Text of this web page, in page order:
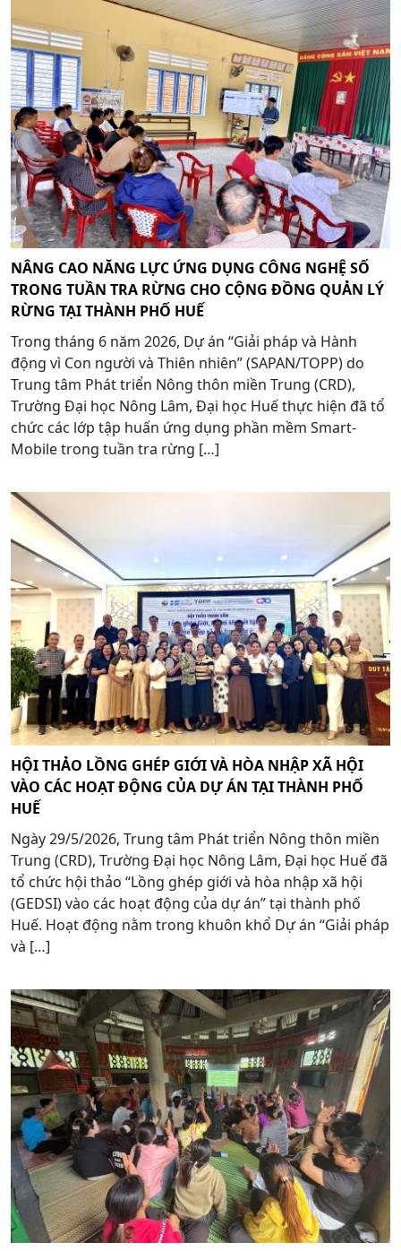
NÂNG CAO NĂNG LỰC ỨNG DỤNG CÔNG NGHỆ SỐ
TRONG TUẦN TRA RỪNG CHO CỘNG ĐỒNG QUẢN LÝ
RỪNG TẠI THÀNH PHỐ HUẾ
Trong tháng 6 năm 2026, Dự án “Giải pháp và Hành
động vì Con người và Thiên nhiên” (SAPAN/TOPP) do
Trung tâm Phát triển Nông thôn miền Trung (CRD),
Trường Đại học Nông Lâm, Đại học Huế thực hiện đã tổ
chức các lớp tập huấn ứng dụng phần mềm Smart-
Mobile trong tuần tra rừng […]
HỘI THẢO LỒNG GHÉP GIỚI VÀ HÒA NHẬP XÃ HỘI
VÀO CÁC HOẠT ĐỘNG CỦA DỰ ÁN TẠI THÀNH PHỐ
HUẾ
Ngày 29/5/2026, Trung tâm Phát triển Nông thôn miền
Trung (CRD), Trường Đại học Nông Lâm, Đại học Huế đã
tổ chức hội thảo “Lồng ghép giới và hòa nhập xã hội
(GEDSI) vào các hoạt động của dự án” tại thành phố
Huế. Hoạt động nằm trong khuôn khổ Dự án “Giải pháp
và […]